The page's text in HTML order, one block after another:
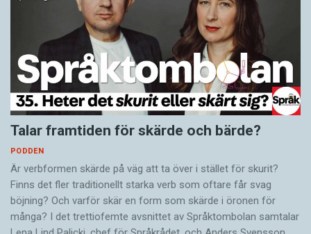
Talar framtiden för skärde och bärde?
PODDEN
Är verbformen skärde på väg att ta över i stället för skurit?
Finns det fler traditionellt starka verb som oftare får svag
böjning? Och varför skär en form som skärde i öronen för
många? I det trettiofemte avsnittet av Språktombolan samtalar